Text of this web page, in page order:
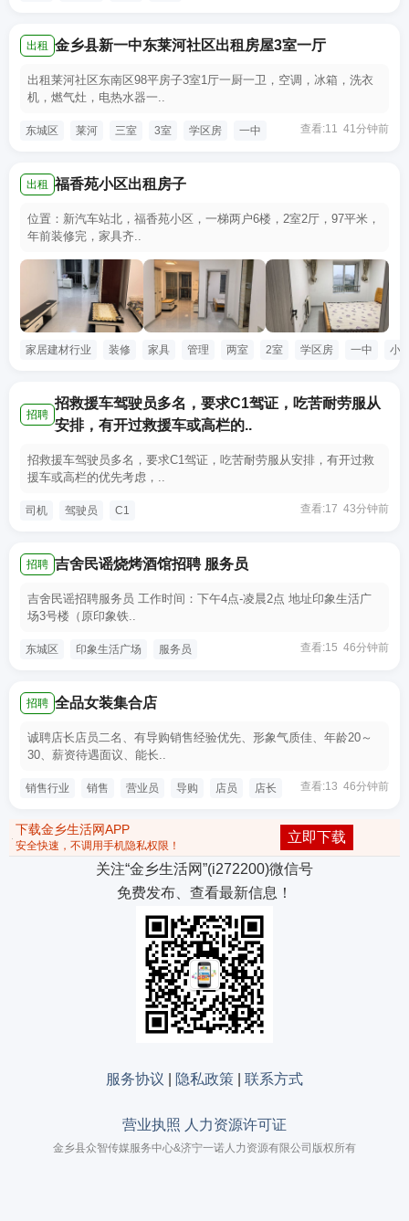
出租 金乡县新一中东莱河社区出租房屋3室一厅
出租莱河社区东南区98平房子3室1厅一厨一卫，空调，冰箱，洗衣
机，燃气灶，电热水器一..
东城区 莱河 三室 3室 学区房 一中 查看:11 41分钟前
出租 福香苑小区出租房子
位置：新汽车站北，福香苑小区，一梯两户6楼，2室2厅，97平米，
年前装修完，家具齐..
家居建材行业 装修 家具 管理 两室 2室 学区房 一中 小
招聘
招救援车驾驶员多名，要求C1驾证，吃苦耐劳服从
安排，有开过救援车或高栏的..
招救援车驾驶员多名，要求C1驾证，吃苦耐劳服从安排，有开过救
援车或高栏的优先考虑，..
司机 驾驶员 C1 查看:17 43分钟前
招聘 吉舍民谣烧烤酒馆招聘 服务员
吉舍民谣招聘服务员 工作时间：下午4点-凌晨2点 地址印象生活广
场3号楼（原印象铁..
东城区 印象生活广场 服务员 查看:15 46分钟前
招聘 全品女装集合店
诚聘店长店员二名、有导购销售经验优先、形象气质佳、年龄20～
30、薪资待遇面议、能长..
销售行业 销售 营业员 导购 店员 店长 查看:13 46分钟前
下载金乡生活网APP
安全快速，不调用手机隐私权限！
立即下载
关注“金乡生活网”(i272200)微信号
免费发布、查看最新信息！
服务协议 隐私政策 联系方式
营业执照 人力资源许可证
金乡县众智传媒服务中心&济宁一诺人力资源有限公司版权所有